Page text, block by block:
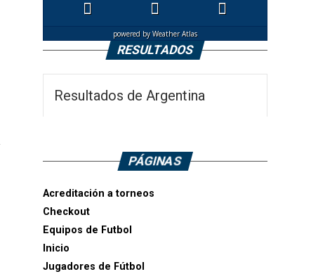
powered byWeather Atlas
RESULTADOS
Resultados de Argentina
PÁGINAS
Acreditación a torneos
Checkout
Equipos de Futbol
Inicio
Jugadores de Fútbol